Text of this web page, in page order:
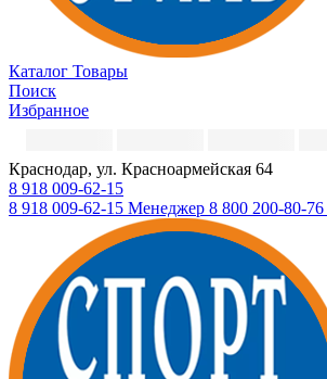
Каталог Товары
Поиск
Избранное
Краснодар, ул. Красноармейская 64
8 918 009-62-15
8 918 009-62-15 Менеджер 8 800 200-80-76